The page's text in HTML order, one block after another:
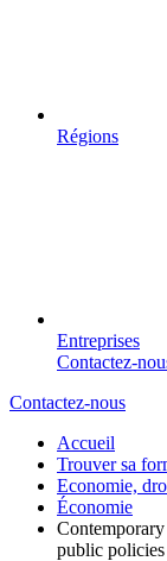
Régions
Entreprises
Contactez-
Contactez-nous
Accueil
Trouver sa
Economie,
Économie
public policies